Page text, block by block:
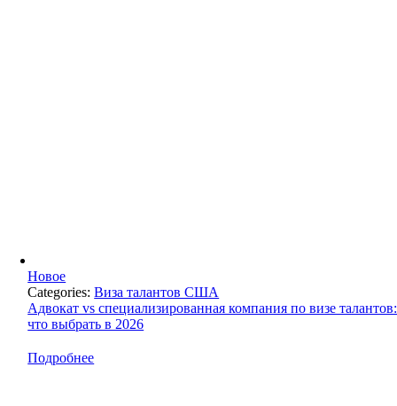
Новое
Categories:Виза талантов США
Адвокат vs специализированная компания по визе талантов:
что выбрать в 2026
Подробнее